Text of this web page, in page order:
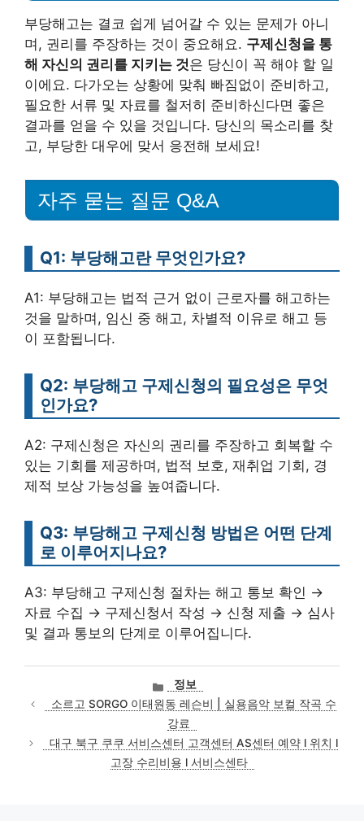
부당해고는 결코 쉽게 넘어갈 수 있는 문제가 아니
며, 권리를 주장하는 것이 중요해요. 구제신청을 통
해 자신의 권리를 지키는 것은 당신이 꼭 해야 할 일
이에요. 다가오는 상황에 맞춰 빠짐없이 준비하고,
필요한 서류 및 자료를 철저히 준비하신다면 좋은
결과를 얻을 수 있을 것입니다. 당신의 목소리를 찾
고, 부당한 대우에 맞서 응전해 보세요!
자주 묻는 질문 Q&A
Q1: 부당해고란 무엇인가요?
A1: 부당해고는 법적 근거 없이 근로자를 해고하는
것을 말하며, 임신 중 해고, 차별적 이유로 해고 등
이 포함됩니다.
Q2: 부당해고 구제신청의 필요성은 무엇
인가요?
A2: 구제신청은 자신의 권리를 주장하고 회복할 수
있는 기회를 제공하며, 법적 보호, 재취업 기회, 경
제적 보상 가능성을 높여줍니다.
Q3: 부당해고 구제신청 방법은 어떤 단계
로 이루어지나요?
A3: 부당해고 구제신청 절차는 해고 통보 확인 →
자료 수집 → 구제신청서 작성 → 신청 제출 → 심사
및 결과 통보의 단계로 이루어집니다.
카
테
고
리
정보
소르고 SORGO 이태원동 레슨비 | 실용음악 보컬 작곡 수
강료
대구 북구 쿠쿠 서비스센터 고객센터 AS센터 예약 l 위치 l
고장 수리비용 l 서비스센타